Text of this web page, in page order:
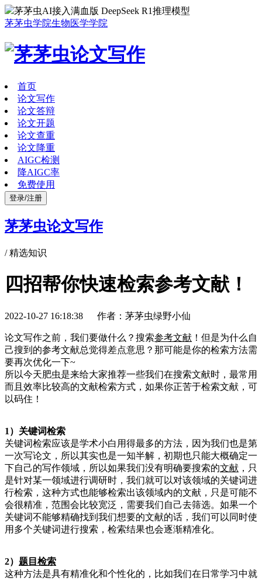
茅茅虫AI接入满血版 DeepSeek R1推理模型
茅茅虫学院生物医学学院
首页
论文写作
论文答辩
论文开题
论文查重
论文降重
AIGC检测
降AIGC率
免费使用
登录/注册
茅茅虫论文写作
/精选知识
四招帮你快速检索参考文献！
2022-10-27 16:18:38 作者：茅茅虫绿野小仙
论文写作之前，我们要做什么？搜索参考文献 ！但是为什么自
己搜到的参考文献总觉得差点意思？那可能是你的检索方法需
要再次优化一下~
所以今天肥虫是来给大家推荐一些我们在搜索文献时，最常用
而且效率比较高的文献检索方式，如果你正苦于检索文献，可
以码住！
1）关键词检索
关键词检索应该是学术小白用得最多的方法，因为我们也是第
一次写论文，所以其实也是一知半解，初期也只能大概确定一
下自己的写作领域，所以如果我们没有明确要搜索的文献 ，只
是针对某一领域进行调研时，我们就可以对该领域的关键词进
行检索，这种方式也能够检索出该领域内的文献，只是可能不
会很精准，范围会比较宽泛，需要我们自己去筛选。如果一个
关键词不能够精确找到我们想要的文献的话，我们可以同时使
用多个关键词进行搜索，检索结果也会逐渐精准化。
2） 题目检索
这种方法是具有精准化和个性化的，比如我们在日常学习中就